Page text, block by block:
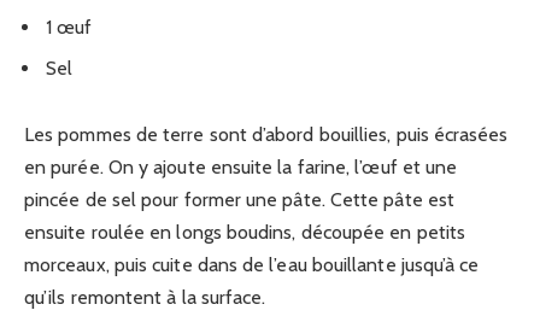
1 œuf
Sel
Les pommes de terre sont d’abord bouillies, puis écrasées
en purée. On y ajoute ensuite la farine, l’œuf et une
pincée de sel pour former une pâte. Cette pâte est
ensuite roulée en longs boudins, découpée en petits
morceaux, puis cuite dans de l’eau bouillante jusqu’à ce
qu’ils remontent à la surface.